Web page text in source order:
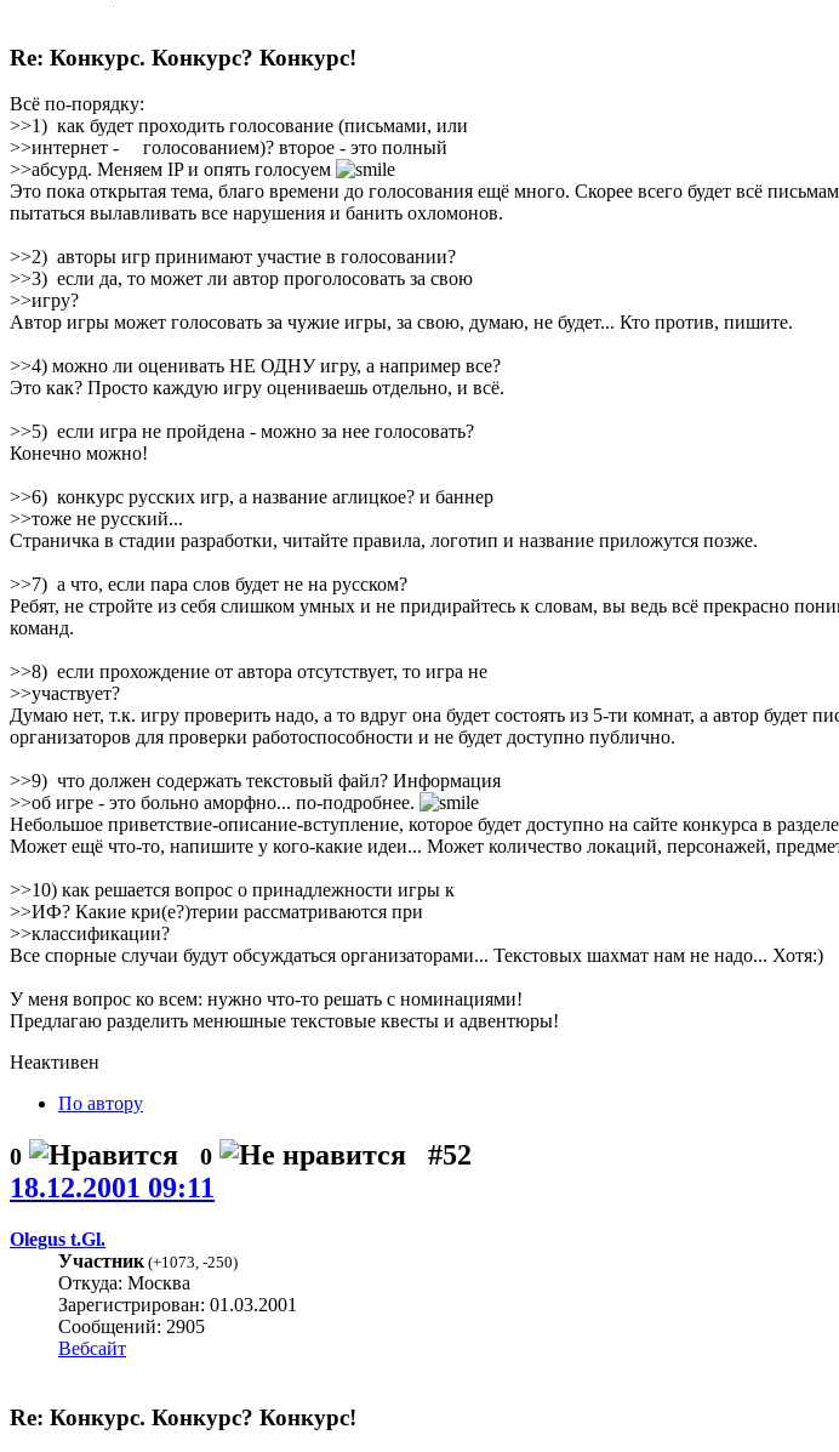
Re: Конкурс. Конкурс? Конкурс!
Всё по-порядку:
>>1) как будет проходить голосование (письмами, или
>>интернет - голосованием)? второе - это полный
>>абсурд. Меняем IP и опять голосуем
Это пока открытая тема, благо времени до голосования ещё много. Скорее всего будет всё
пытаться вылавливать все нарушения и банить охломонов.
>>2) авторы игр принимают участие в голосовании?
>>3) если да, то может ли автор проголосовать за свою
>>игру?
Автор игры может голосовать за чужие игры, за свою, думаю, не будет... Кто против, пишите.
>>4) можно ли оценивать НЕ ОДНУ игру, а например все?
Это как? Просто каждую игру оцениваешь отдельно, и всё.
>>5) если игра не пройдена - можно за нее голосовать?
Конечно можно!
>>6) конкурс русских игр, а название аглицкое? и баннер
>>тоже не русский...
Страничка в стадии разработки, читайте правила, логотип и название приложутся позже.
>>7) а что, если пара слов будет не на русском?
Ребят, не стройте из себя слишком умных и не придирайтесь к словам, вы ведь всё прекрасно
команд.
>>8) если прохождение от автора отсутствует, то игра не
>>участвует?
Думаю нет, т.к. игру проверить надо, а то вдруг она будет состоять из 5-ти комнат, а автор будет
организаторов для проверки работоспособности и не будет доступно публично.
>>9) что должен содержать текстовый файл? Информация
>>об игре - это больно аморфно... по-подробнее.
Небольшое приветствие-описание-вступление, которое будет доступно на сайте конкурса в
Может ещё что-то, напишите у кого-какие идеи... Может количество локаций, персонажей,
>>10) как решается вопрос о принадлежности игры к
>>ИФ? Какие кри(е?)терии рассматриваются при
>>классификации?
Все спорные случаи будут обсуждаться организаторами... Текстовых шахмат нам не надо... Хотя:)
У меня вопрос ко всем: нужно что-то решать с номинациями!
Предлагаю разделить менюшные текстовые квесты и адвентюры!
Неактивен
По автору
0 0
#52
18.12.2001 09:11
Olegus t.Gl.
Участник(+1073, -250)
Откуда: Москва
Зарегистрирован: 01.03.2001
Сообщений: 2905
Вебсайт
Re: Конкурс. Конкурс? Конкурс!